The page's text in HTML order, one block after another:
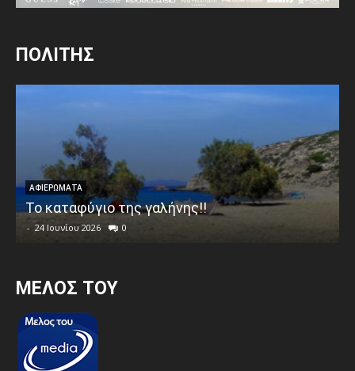
ΠΟΛΙΤΗΣ
ΑΦΙΕΡΩΜΑΤΑ
Το καταφύγιο της γαλήνης!!
- 24 Ιουνίου 2026 0
MEΛΟΣ ΤΟΥ